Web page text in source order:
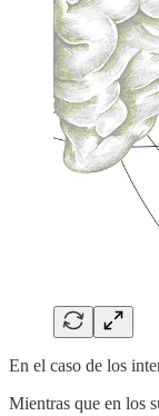
En el caso de los
Mientras que en los